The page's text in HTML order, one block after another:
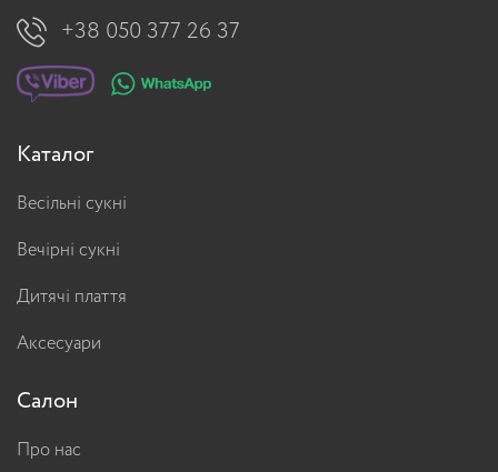
+38 050 377 26 37
Каталог
Весільні сукні
Вечірні сукні
Дитячі плаття
Аксесуари
Салон
Про нас